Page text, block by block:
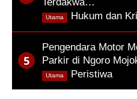
Hukum dan
Utama
Pengendara Motor
Parkir di Ngoro
Peristiwa
Utama